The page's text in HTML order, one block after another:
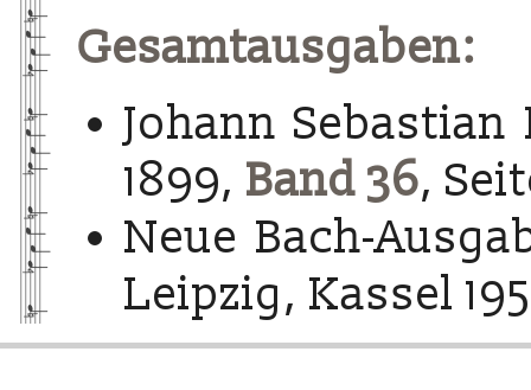
Gesamtausgaben:
Johann Sebastian
1899, Band 36,
Neue Bach-
Leipzig, Kassel